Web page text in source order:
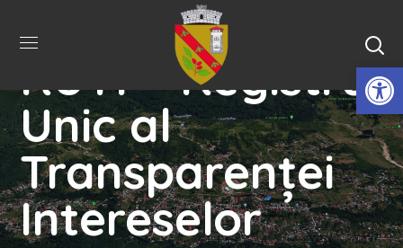
RUTI – Registrul
Unic al
Transparenței
Intereselor